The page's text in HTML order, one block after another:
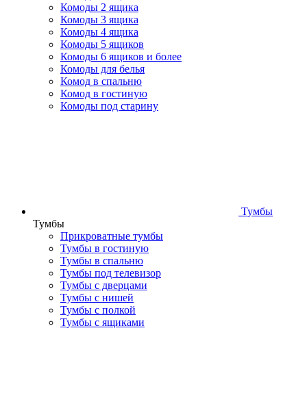
Комоды 2 ящика
Комоды 3 ящика
Комоды 4 ящика
Комоды 5 ящиков
Комоды 6 ящиков и более
Комоды для белья
Комод в спальню
Комод в гостиную
Комоды под старину
Тумбы
Тумбы
Прикроватные тумбы
Тумбы в гостиную
Тумбы в спальню
Тумбы под телевизор
Тумбы с дверцами
Тумбы с нишей
Тумбы с полкой
Тумбы с ящиками